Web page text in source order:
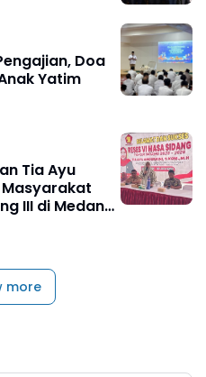
Doa
Yatim
Tia Ayu
III di Medan
more